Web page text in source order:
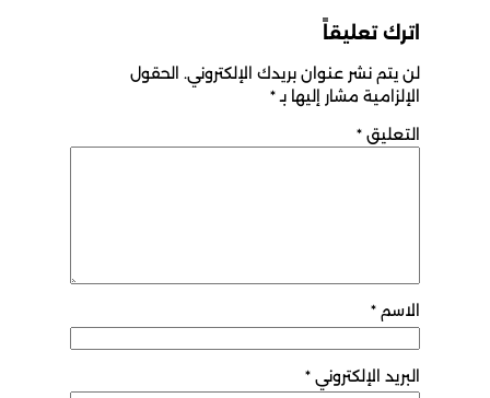
اترك تعليقاً
لن يتم نشر عنوان بريدك الإلكتروني. الحقول
الإلزامية مشار إليها بـ *
التعليق*
الاسم*
البريد الإلكتروني *